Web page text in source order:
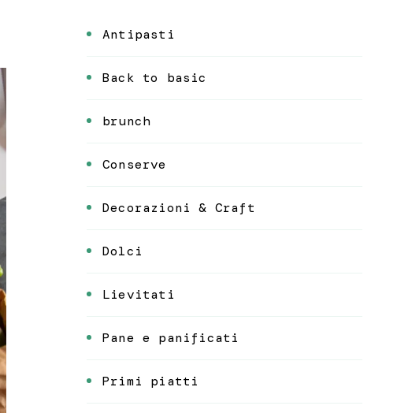
Antipasti
Back to basic
brunch
Conserve
Decorazioni & Craft
Dolci
Lievitati
Pane e panificati
Primi piatti